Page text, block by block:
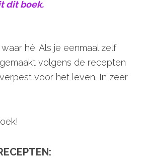
dit boek.
hè. Als je eenmaal zelf
volgens de recepten
voor het leven. In zeer